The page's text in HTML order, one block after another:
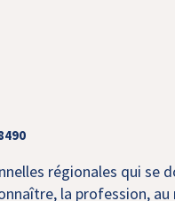
régionales qui se
la profession,